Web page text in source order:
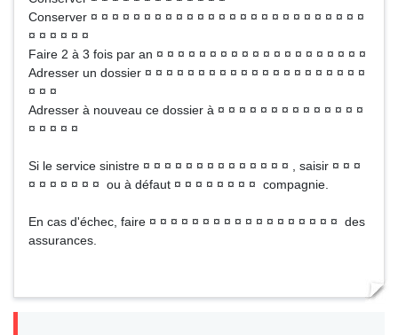
Conserver ¤ ¤ ¤ ¤ ¤ ¤ ¤ ¤ ¤ ¤ ¤ ¤ ¤ ¤ ¤ ¤ ¤ ¤ ¤ ¤ ¤ ¤ ¤ ¤ ¤ ¤
¤ ¤ ¤ ¤ ¤ ¤
Faire 2 à 3 fois par an ¤ ¤ ¤ ¤ ¤ ¤ ¤ ¤ ¤ ¤ ¤ ¤ ¤ ¤ ¤ ¤ ¤ ¤ ¤ ¤
Adresser un dossier ¤ ¤ ¤ ¤ ¤ ¤ ¤ ¤ ¤ ¤ ¤ ¤ ¤ ¤ ¤ ¤ ¤ ¤ ¤ ¤ ¤
¤ ¤ ¤
Adresser à nouveau ce dossier à ¤ ¤ ¤ ¤ ¤ ¤ ¤ ¤ ¤ ¤ ¤ ¤ ¤ ¤
¤ ¤ ¤ ¤ ¤
Si le service sinistre ¤ ¤ ¤ ¤ ¤ ¤ ¤ ¤ ¤ ¤ ¤ ¤ ¤ ¤ , saisir ¤ ¤ ¤
¤ ¤ ¤ ¤ ¤ ¤ ¤ ou à défaut ¤ ¤ ¤ ¤ ¤ ¤ ¤ ¤ compagnie.
En cas d'échec, faire ¤ ¤ ¤ ¤ ¤ ¤ ¤ ¤ ¤ ¤ ¤ ¤ ¤ ¤ ¤ ¤ ¤ ¤ des
assurances.